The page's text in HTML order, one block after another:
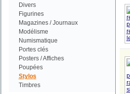
Divers
Figurines
Magazines / Journaux
Modélisme
Numismatique
Portes clés
Posters / Affiches
Poupées
Stylos
Timbres